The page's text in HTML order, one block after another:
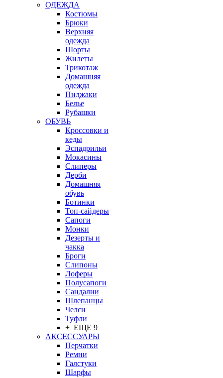
ОДЕЖДА
Костюмы
Брюки
Верхняя
одежда
Шорты
Жилеты
Трикотаж
Домашняя
одежда
Пиджаки
Белье
Рубашки
ОБУВЬ
Кроссовки и
кеды
Эспадрильи
Мокасины
Слиперы
Дерби
Домашняя
обувь
Ботинки
Топ-сайдеры
Сапоги
Монки
Дезерты и
чакка
Броги
Слипоны
Лоферы
Полусапоги
Сандалии
Шлепанцы
Челси
Туфли
+ ЕЩЕ 9
АКСЕССУАРЫ
Перчатки
Ремни
Галстуки
Шарфы